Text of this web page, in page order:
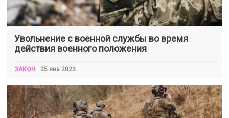
Увольнение с военной службы во время
действия военного положения
ЗАКОН 25 янв 2023